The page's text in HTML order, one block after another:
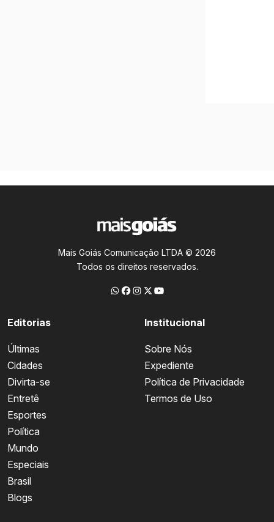
Mais Goiás Comunicação LTDA © 2026
Todos os direitos reservados.
Editorias
Últimas
Cidades
Divirta-se
Entretê
Esportes
Política
Mundo
Especiais
Brasil
Blogs
Institucional
Sobre Nós
Expediente
Política de Privacidade
Termos de Uso